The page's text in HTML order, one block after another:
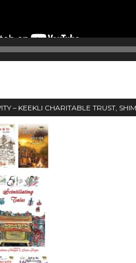
– KEEKLI CHARITABLE TRUST,